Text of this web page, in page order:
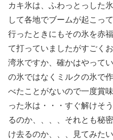
カキ氷は、ふわっとっした
して各地でブームが起こっ
行ったときにもその氷を赤
て打っていましたがすごく
湾氷ですか、確かはやって
の氷ではなくミルクの氷で
べたことがないので一度賞
った氷は・・・すぐ解けそ
るのか、、、、それとも秘
け去るのか、、、見てみた